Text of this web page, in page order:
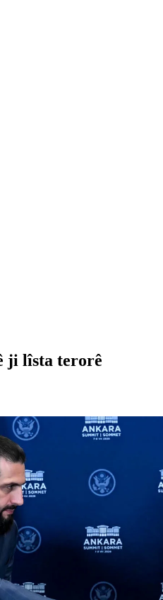
ji lîsta terorê